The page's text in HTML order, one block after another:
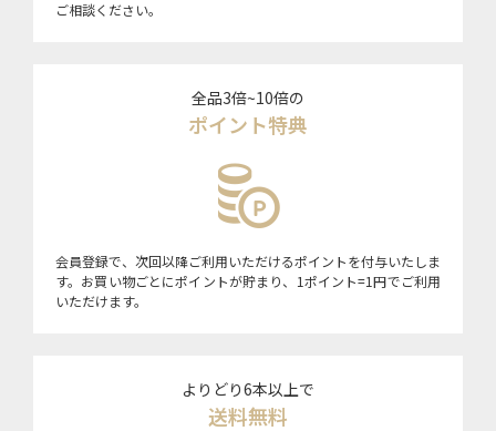
ご相談ください。
全品3倍~10倍の
ポイント特典
会員登録で、次回以降ご利用いただけるポイントを付与いたしま
す。お買い物ごとにポイントが貯まり、1ポイント=1円でご利用
いただけます。
よりどり6本以上で
送料無料